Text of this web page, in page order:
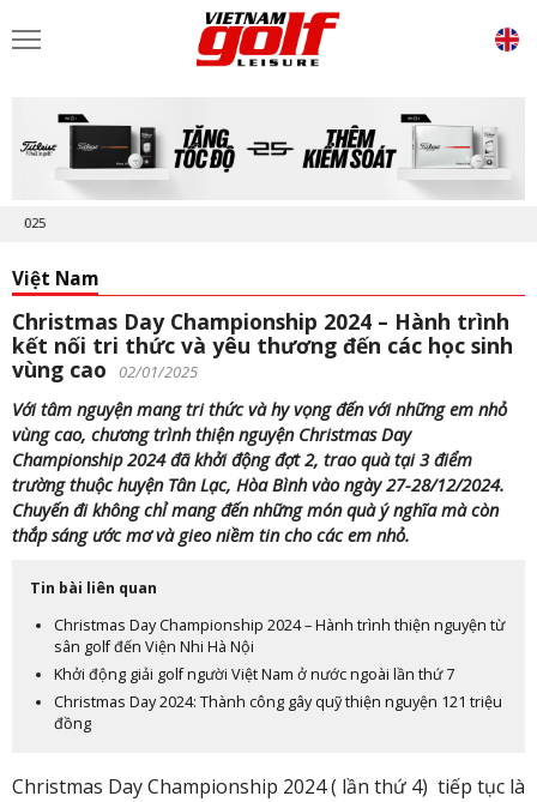
Việt Nam
Christmas Day Championship 2024 – Hành trình
kết nối tri thức và yêu thương đến các học sinh
vùng cao
02/01/2025
Với tâm nguyện mang tri thức và hy vọng đến với những em nhỏ
vùng cao, chương trình thiện nguyện Christmas Day
Championship 2024 đã khởi động đợt 2, trao quà tại 3 điểm
trường thuộc huyện Tân Lạc, Hòa Bình vào ngày 27-28/12/2024.
Chuyến đi không chỉ mang đến những món quà ý nghĩa mà còn
thắp sáng ước mơ và gieo niềm tin cho các em nhỏ.
Tin bài liên quan
Christmas Day Championship 2024 – Hành trình thiện nguyện từ
sân golf đến Viện Nhi Hà Nội
Khởi động giải golf người Việt Nam ở nước ngoài lần thứ 7
Christmas Day 2024: Thành công gây quỹ thiện nguyện 121 triệu
đồng
Christmas Day Championship 2024 ( lần thứ 4) tiếp tục là